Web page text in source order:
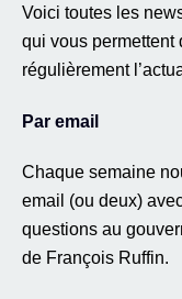
Voici toutes les
qui vous permettent
régulièrement
Par email
Chaque semaine
email (ou deux)
questions au
de François Ruffin.